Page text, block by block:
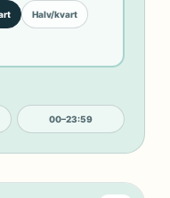
Halv/kvart
00–23:59